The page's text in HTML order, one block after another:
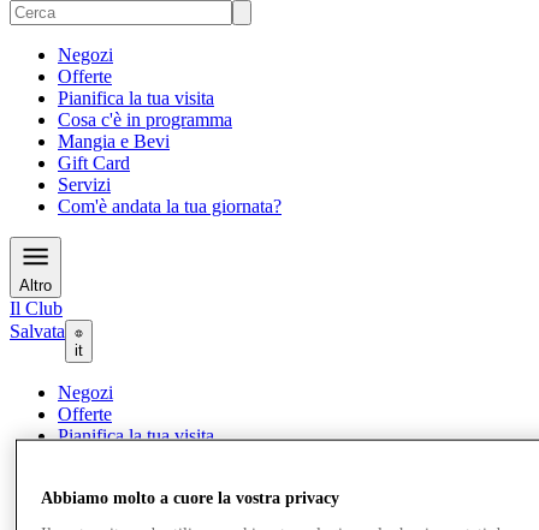
Negozi
Offerte
Pianifica la tua visita
Cosa c'è in programma
Mangia e Bevi
Gift Card
Servizi
Com'è andata la tua giornata?
Altro
Il Club
Salvata
it
Negozi
Offerte
Pianifica la tua visita
Gift Card
Abbiamo molto a cuore la vostra privacy